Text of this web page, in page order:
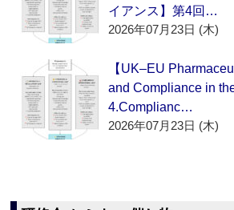
イアンス】第4回…
2026年07月23日 (木)
【UK–EU
and Compliance in
4.Complianc…
2026年07月23日 (木)